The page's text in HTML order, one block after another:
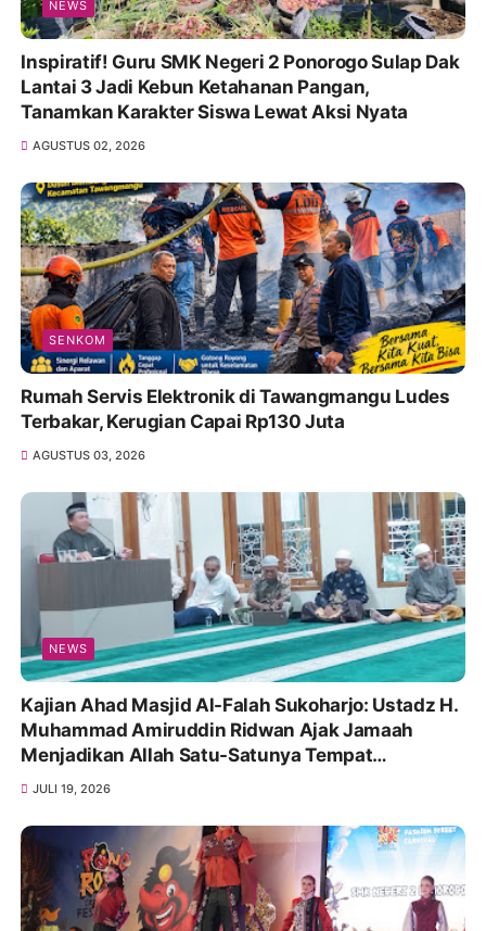
NEWS
Inspiratif! Guru SMK Negeri 2 Ponorogo Sulap Dak
Lantai 3 Jadi Kebun Ketahanan Pangan,
Tanamkan Karakter Siswa Lewat Aksi Nyata
AGUSTUS 02, 2026
SENKOM
Rumah Servis Elektronik di Tawangmangu Ludes
Terbakar, Kerugian Capai Rp130 Juta
AGUSTUS 03, 2026
NEWS
Kajian Ahad Masjid Al-Falah Sukoharjo: Ustadz H.
Muhammad Amiruddin Ridwan Ajak Jamaah
Menjadikan Allah Satu-Satunya Tempat
Bergantung
JULI 19, 2026